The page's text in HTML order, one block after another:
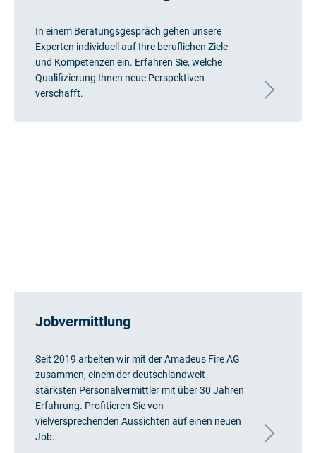
In einem Beratungsgespräch gehen unsere
Experten individuell auf Ihre beruflichen Ziele
und Kompetenzen ein. Erfahren Sie, welche
Qualifizierung Ihnen neue Perspektiven
verschafft.
Jobvermittlung
Seit 2019 arbeiten wir mit der Amadeus Fire AG
zusammen, einem der deutschlandweit
stärksten Personalvermittler mit über 30 Jahren
Erfahrung. Profitieren Sie von
vielversprechenden Aussichten auf einen neuen
Job.